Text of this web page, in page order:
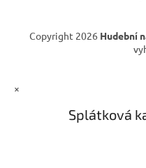
Copyright 2026 Hudební
×
Splátková